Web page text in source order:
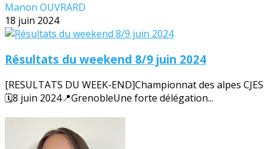
Manon OUVRARD
18 juin 2024
Résultats du weekend 8/9 juin 2024
[RESULTATS DU WEEK-END]Championnat des alpes CJES
🗓️8 juin 2024📍GrenobleUne forte délégation...